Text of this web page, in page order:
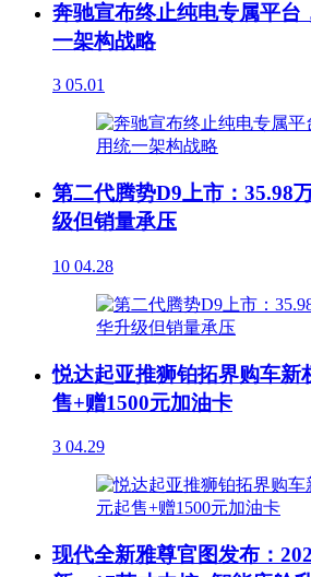
奔驰宣布终止纯电专属平台
一架构战略
3 05.01
第二代腾势D9上市：35.98
级但销量承压
10 04.28
悦达起亚推狮铂拓界购车新
售+赠1500元加油卡
3 04.29
现代全新雅尊官图发布：